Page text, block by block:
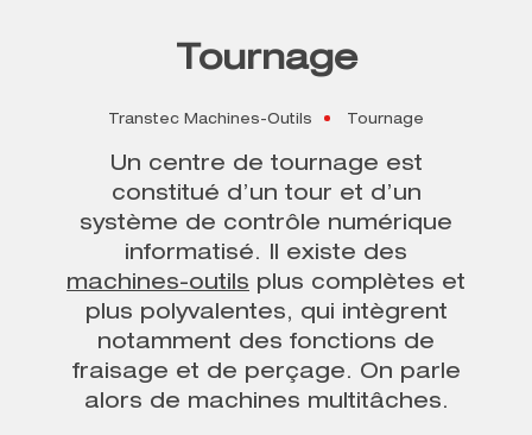
Tournage
Transtec Machines-Outils Tournage
Un centre de tournage est
constitué d’un tour et d’un
système de contrôle numérique
informatisé. Il existe des
machines-outils plus complètes et
plus polyvalentes, qui intègrent
notamment des fonctions de
fraisage et de perçage. On parle
alors de machines multitâches.